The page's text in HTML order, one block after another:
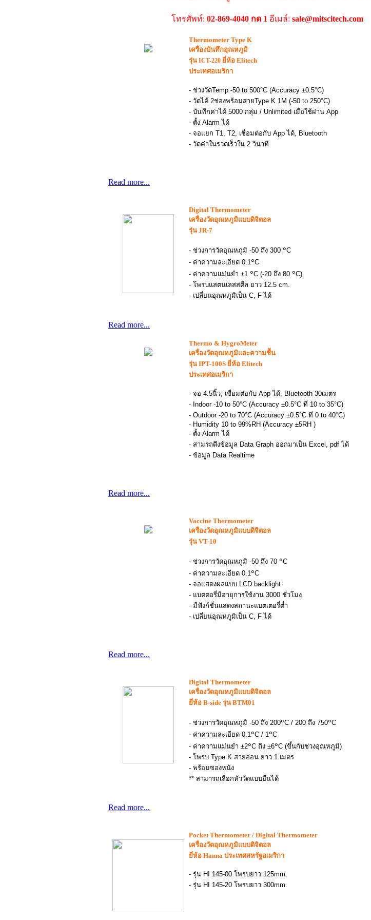
โทรศัพท์: 02-869-4040 กด 1 อีเมล์: sale@mitscitech.com
Thermometer Type K
เครื่องบันทึกอุณหภูมิ
รุ่น ICT-220 ยี่ห้อ Elitech
ประเทศอเมริกา
- ช่วงวัดTemp -50 to 500°C (Accuracy ±0.5°C)
- วัดได้ 2ช่องพร้อมสายType K 1M (-50 to 250°C)
- บันทึกค่าได้ 5000 กลุ่ม / Unlimited เมื่อใช้ผ่าน App
- ตั้ง Alarm ได้
- จอแยก T1, T2, เชื่อมต่อกับ App ได้, Bluetooth
- วัดค่าในรวดเร็วใน 2 วินาที
Read more...
Digital Thermometer
เครื่องวัดอุณหภูมิแบบดิจิตอล
รุ่น JR-7
- ช่วงการวัดอุณหภูมิ -50 ถึง 300 ๐C
- ค่าความละเอียด 0.1๐C
- ค่าความแม่นยำ ±1 ๐C (-20 ถึง 80 ๐C)
- โพรบแสตนเลสสตีล ยาว 12.5 cm.
- เปลี่ยนอุณหภูมิเป็น C, F ได้
Read more...
Thermo & HygroMeter
เครื่องวัดอุณหภูมิและความชื้น
รุ่น IPT-100S ยี่ห้อ Elitech
ประเทศอเมริกา
- จอ 4.5นิ้ว, เชื่อมต่อกับ App ได้, Bluetooth 30เมตร
- Indoor -10 to 50°C (Accuracy ±0.5°C ที่ 10 to 35°C)
- Outdoor -20 to 70°C (Accuracy ±0.5°C ที่ 0 to 40°C)
- Humidity 10 to 99%RH (Accuracy ±5RH )
- ตั้ง Alarm ได้
- สามรถดึงข้อมูล Data Graph ออกมาเป็น Excel, pdf ได้
- ข้อมูล Data Realtime
Read more...
Vaccine Thermometer
เครื่องวัดอุณหภูมิแบบดิจิตอล
รุ่น VT-10
- ช่วงการวัดอุณหภูมิ -50 ถึง 70 ๐C
- ค่าความละเอียด 0.1๐C
- จอแสดงผลแบบ LCD backlight
- แบตตอรี่มีอายุการใช้งาน 3000 ชั่วโมง
- มีฟังก์ชั่นแสดงสถานะแบตเตอรี่ต่ำ
- เปลี่ยนอุณหภูมิเป็น C, F ได้
Read more...
Digital Thermometer
เครื่องวัดอุณหภูมิแบบดิจิตอล
ยี่ห้อ B-side รุ่น BTM01
- ช่วงการวัดอุณหภูมิ -50 ถึง 200๐C / 200 ถึง 750๐C
- ค่าความละเอียด 0.1๐C / 1๐C
- ค่าความแม่นยำ ±2๐C ถึง ±6๐C (ขึ้นกับช่วงอุณหภูมิ)
- โพรบ Type K สายอ่อน ยาว 1 เมตร
- พร้อมซองหนัง
** สามารถเลือกหัววัดแบบอื่นได้
Read more...
Pocket Thermometer / Digital Thermometer
เครื่องวัดอุณหภูมิแบบดิจิตอล
ยี่ห้อ Hanna ประเทศสหรัฐอเมริกา
- รุ่น HI 145-00 โพรบยาว 125mm.
- รุ่น HI 145-20 โพรบยาว 300mm.